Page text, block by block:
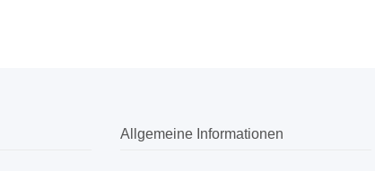
Allgemeine Informationen